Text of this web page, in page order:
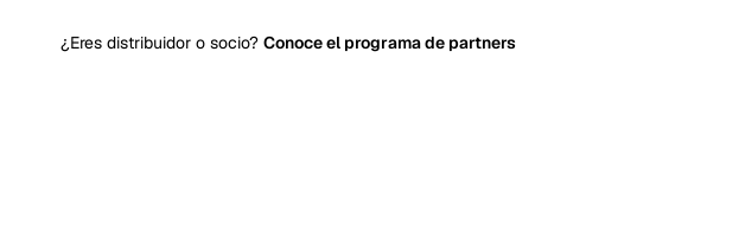
¿Eres distribuidor o socio? Conoce el programa de partners